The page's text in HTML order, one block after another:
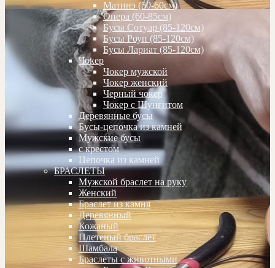
Матинэ (50-60см)
Опера (60-85см)
Бусы Сотуар (85-120см)
Бусы Роуп (85-120см)
Бусы Лариат (85-120см)
Чокер
Чокер мужской
Чокер женский
Черный чокер
Чокер с Шунгитом
Деревянные бусы
Бусы-цепочка из камней
Мужские бусы
с крестом
Цепочка из камней
БРАСЛЕТЫ
Мужской браслет на руку
Женский
Браслет из камня
Деревянный
Кожаный
Плетеный браслет
Шамбала
Браслеты с животными